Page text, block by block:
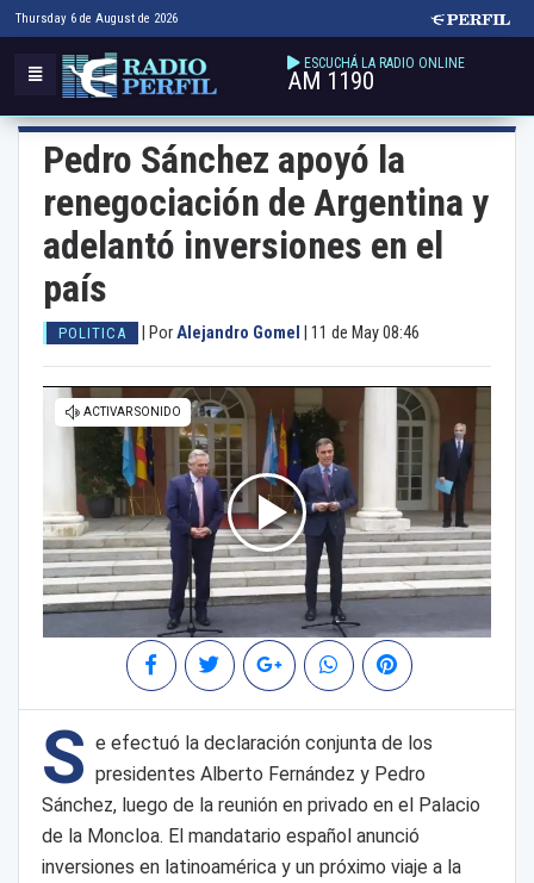
Thursday 6 de August de 2026
ESCUCHÁ LA RADIO ONLINE
AM 1190
Pedro Sánchez apoyó la
renegociación de Argentina y
adelantó inversiones en el
país
POLITICA PorAlejandro Gomel 11 de May 08:46
S e efectuó la declaración conjunta de los
presidentes Alberto Fernández y Pedro
Sánchez, luego de la reunión en privado en el Palacio
de la Moncloa. El mandatario español anunció
inversiones en latinoamérica y un próximo viaje a la